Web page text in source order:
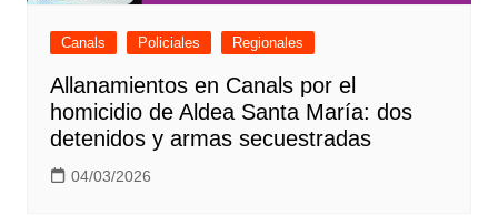
Canals Policiales Regionales
Allanamientos en Canals por el
homicidio de Aldea Santa María: dos
detenidos y armas secuestradas
04/03/2026